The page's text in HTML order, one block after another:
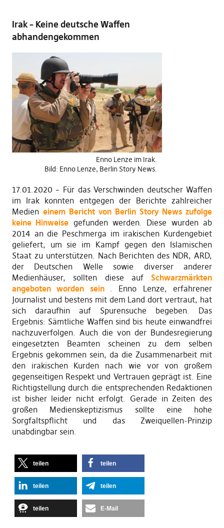
Irak – Keine deutsche Waffen
abhandengekommen
Enno Lenze im Irak.
Bild: Enno Lenze, Berlin Story News.
17.01.2020 – Für das Verschwinden deutscher Waffen
im Irak konnten entgegen der Berichte zahlreicher
Medien einem Bericht von Berlin Story News zufolge
keine Hinweise gefunden werden. Diese wurden ab
2014 an die Peschmerga im irakischen Kurdengebiet
geliefert, um sie im Kampf gegen den Islamischen
Staat zu unterstützen. Nach Berichten des NDR, ARD,
der Deutschen Welle sowie diverser anderer
Medienhäuser, sollten diese aufSchwarzmärkten
angeboten worden sein
. Enno Lenze, erfahrener
Journalist und bestens mit dem Land dort vertraut, hat
sich daraufhin auf Spurensuche begeben. Das
Ergebnis: Sämtliche Waffen sind bis heute einwandfrei
nachzuverfolgen. Auch die von der Bundesregierung
eingesetzten Beamten scheinen zu dem selben
Ergebnis gekommen sein, da die Zusammenarbeit mit
den irakischen Kurden nach wie vor von großem
gegenseitigen Respekt und Vertrauen geprägt ist. Eine
Richtigstellung durch die entsprechenden Redaktionen
ist bisher leider nicht erfolgt. Gerade in Zeiten des
großen Medienskeptizismus sollte eine hohe
Sorgfaltspflicht und das Zweiquellen-Prinzip
unabdingbar sein.
teilen teilen
teilen teilen
teilen E-Mail